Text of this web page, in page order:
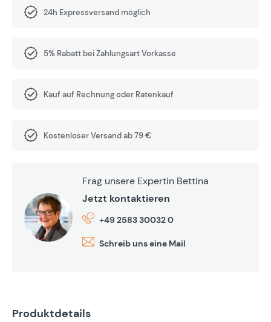
24h Expressversand möglich
5% Rabatt bei Zahlungsart Vorkasse
Kauf auf Rechnung oder Ratenkauf
Kostenloser Versand ab 79 €
Frag unsere Expertin Bettina
Jetzt kontaktieren
+49 2583 30032 0
Schreib uns eine Mail
Produktdetails